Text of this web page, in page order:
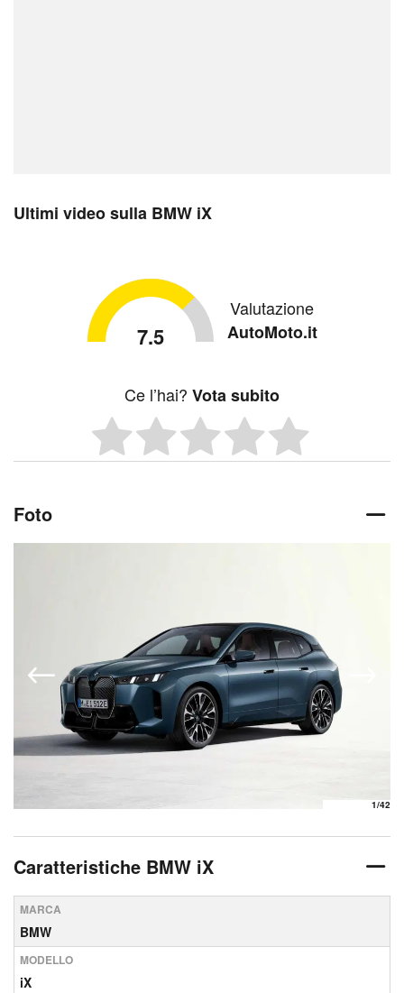
Ultimi video sulla BMW iX
7.5
Valutazione
AutoMoto.it
Ce l’hai? Vota subito
Foto
1/42
Caratteristiche BMW iX
MARCA
BMW
MODELLO
iX